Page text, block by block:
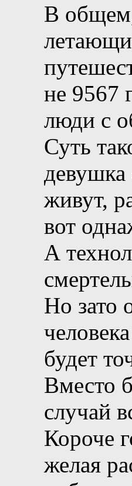
В
не 9567
люди с
Суть
живут,
вот
А
Но зато
будет
Вместо
случай
Короче
желая